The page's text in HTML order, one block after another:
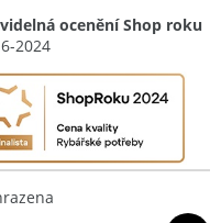
ocenění Shop roku
2024